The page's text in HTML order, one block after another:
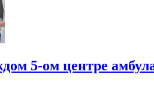
5-ом центре